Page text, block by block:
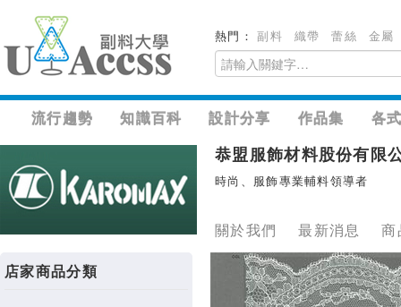
熱門：副料 織帶 蕾絲 金屬
流行趨勢 知識百科 設計分享 作品集 各
恭盟服飾材料股份有限
時尚、服飾專業輔料領導者
關於我們 最新消息 商
店家商品分類